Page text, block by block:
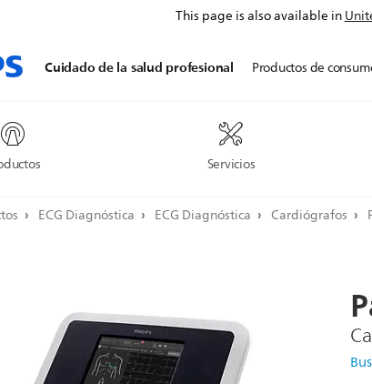
This page is also available in
Cuidado de la salud profesional
Servicios
Productos de
ECG Diagnóstica ECG Diagnóstica Cardiógrafos